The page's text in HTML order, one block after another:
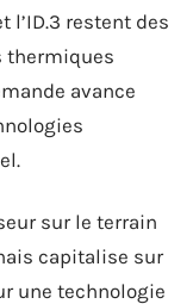
l’ID.3 restent des
thermiques
avance
sur le terrain
capitalise sur
une technologie